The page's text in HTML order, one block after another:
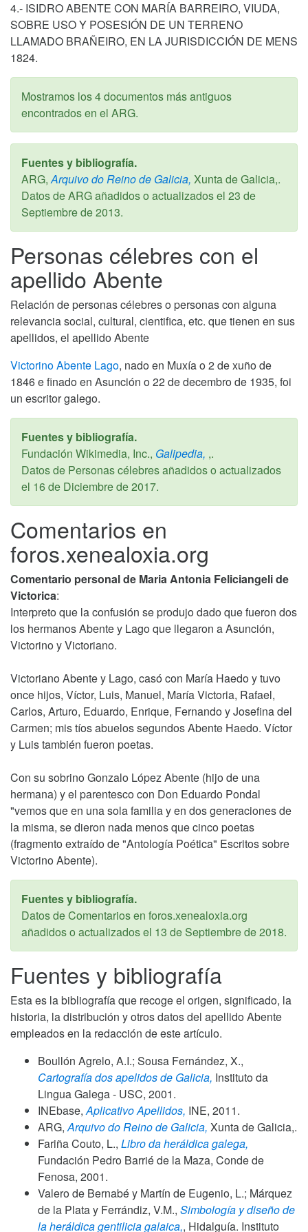
4.- ISIDRO ABENTE CON MARÍA BARREIRO, VIUDA,
SOBRE USO Y POSESIÓN DE UN TERRENO
LLAMADO BRAÑEIRO, EN LA JURISDICCIÓN DE MENS
1824.
Mostramos los 4 documentos más antiguos
encontrados en el ARG.
Fuentes y bibliografía.
ARG,Arquivo do Reino de Galicia, Xunta de Galicia,.
Datos de ARG añadidos o actualizados el 23 de
Septiembre de 2013.
Personas célebres con el
apellido Abente
Relación de personas célebres o personas con alguna
relevancia social, cultural, cientifica, etc. que tienen en sus
apellidos, el apellido Abente
Victorino Abente Lago, nado en Muxía o 2 de xuño de
1846 e finado en Asunción o 22 de decembro de 1935, foi
un escritor galego.
Fuentes y bibliografía.
Fundación Wikimedia, Inc., Galipedia, ,.
Datos de Personas célebres añadidos o actualizados
el 16 de Diciembre de 2017.
Comentarios en
foros.xenealoxia.org
Comentario personal de Maria Antonia Feliciangeli de
Victorica:
Interpreto que la confusión se produjo dado que fueron dos
los hermanos Abente y Lago que llegaron a Asunción,
Victorino y Victoriano.
Victoriano Abente y Lago, casó con María Haedo y tuvo
once hijos, Víctor, Luis, Manuel, María Victoria, Rafael,
Carlos, Arturo, Eduardo, Enrique, Fernando y Josefina del
Carmen; mis tíos abuelos segundos Abente Haedo. Víctor
y Luis también fueron poetas.
Con su sobrino Gonzalo López Abente (hijo de una
hermana) y el parentesco con Don Eduardo Pondal
"vemos que en una sola familia y en dos generaciones de
la misma, se dieron nada menos que cinco poetas
(fragmento extraído de "Antología Poética" Escritos sobre
Victorino Abente).
Fuentes y bibliografía.
Datos de Comentarios en foros.xenealoxia.org
añadidos o actualizados el 13 de Septiembre de 2018.
Fuentes y bibliografía
Esta es la bibliografía que recoge el origen, significado, la
historia, la distribución y otros datos del apellido Abente
empleados en la redacción de este artículo.
Boullón Agrelo, A.I.; Sousa Fernández, X.,
Cartografía dos apelidos de Galicia, Instituto da
Lingua Galega - USC, 2001.
INEbase,Aplicativo Apellidos, INE, 2011.
ARG,Arquivo do Reino de Galicia, Xunta de Galicia,.
Fariña Couto, L., Libro da heráldica galega,
Fundación Pedro Barrié de la Maza, Conde de
Fenosa, 2001.
Valero de Bernabé y Martín de Eugenio, L.; Márquez
de la Plata y Ferrándiz, V.M., Simbología y diseño de
la heráldica gentilicia galaica,, Hidalguía. Instituto